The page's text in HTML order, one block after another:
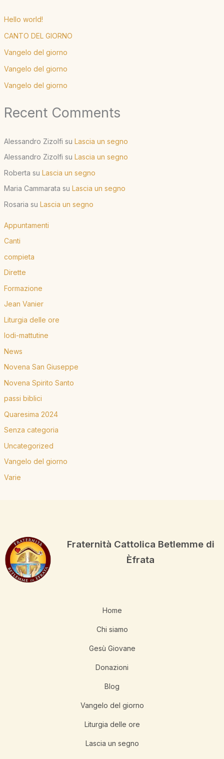
Hello world!
CANTO DEL GIORNO
Vangelo del giorno
Vangelo del giorno
Vangelo del giorno
Recent Comments
Alessandro Zizolfi su Lascia un segno
Alessandro Zizolfi su Lascia un segno
Roberta su Lascia un segno
Maria Cammarata su Lascia un segno
Rosaria su Lascia un segno
Appuntamenti
Canti
compieta
Dirette
Formazione
Jean Vanier
Liturgia delle ore
lodi-mattutine
News
Novena San Giuseppe
Novena Spirito Santo
passi biblici
Quaresima 2024
Senza categoria
Uncategorized
Vangelo del giorno
Varie
Fraternità Cattolica Betlemme di
Èfrata
Home
Chi siamo
Gesù Giovane
Donazioni
Blog
Vangelo del giorno
Liturgia delle ore
Lascia un segno